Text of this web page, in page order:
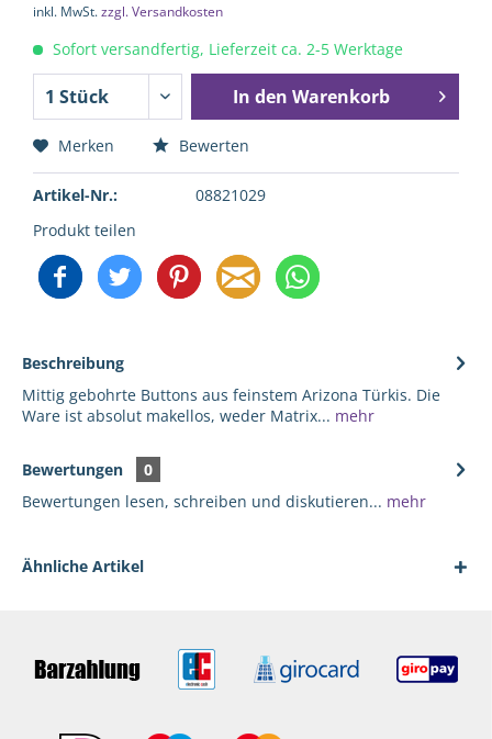
inkl. MwSt.zzgl. Versandkosten
Sofort versandfertig, Lieferzeit ca. 2-5 Werktage
In den Warenkorb
Merken Bewerten
Artikel-Nr.:
08821029
Produkt teilen
Beschreibung
Mittig gebohrte Buttons aus feinstem Arizona Türkis. Die
Ware ist absolut makellos, weder Matrix... mehr
Bewertungen
0
Bewertungen lesen, schreiben und diskutieren... mehr
Ähnliche Artikel